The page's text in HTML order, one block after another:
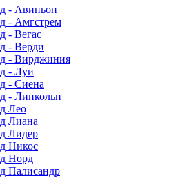
- Авиньон
- Амгстрем
- Вегас
- Верди
- Вирджиния
- Луи
- Сиена
- Линкольн
Лео
Лиана
Лидер
Никос
Норд
Палисандр